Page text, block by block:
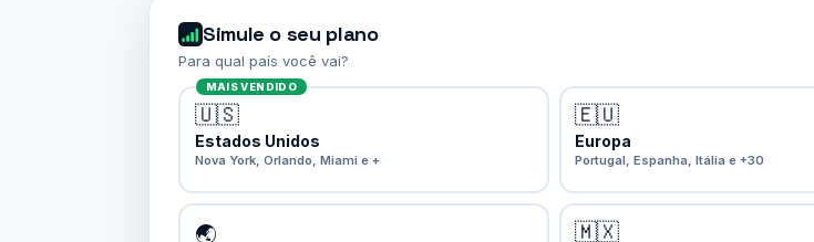
Simule o seu plano
Para qual país você vai?
MAIS VENDIDO
🇺🇸
Estados Unidos
Nova York, Orlando, Miami e +
🇪🇺
Europa
Portugal, Espanha, Itália e +30
🌏 🇲🇽